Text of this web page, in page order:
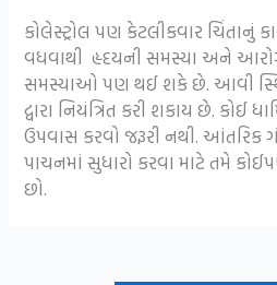
કોલેસ્ટ્રોલ પણ કેટલીકવાર ચિંતાનું
વધવાથી હૃદયની સમસ્યા અને
સમસ્યાઓ પણ થઈ શકે છે. આવી
દ્વારા નિયંત્રિત કરી શકાય છે. કોઈ
ઉપવાસ કરવો જરૂરી નથી. આંતરિક
પાચનમાં સુધારો કરવા માટે તમે
છો.